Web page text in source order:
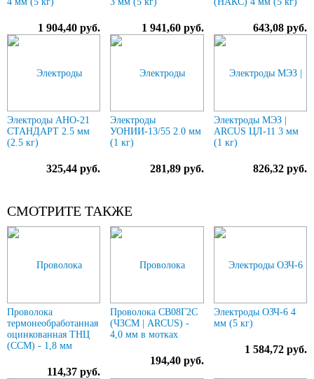
1 904,40 руб. 1 941,60 руб. 643,08 руб.
Электроды АНО-21
СТАНДАРТ 2.5 мм
(2.5 кг)
325,44 руб.
Электроды
УОНИИ-13/55 2.0 мм
(1 кг)
281,89 руб.
Электроды МЭЗ |
ARCUS ЦЛ-11 3 мм
(1 кг)
826,32 руб.
СМОТРИТЕ ТАКЖЕ
Проволока
термонеобработанная
оцинкованная ТНЦ
(ССМ) - 1,8 мм
114,37 руб.
Проволока СВ08Г2С
(ЧЗСМ | ARCUS) -
4,0 мм в мотках
194,40 руб.
Электроды ОЗЧ-6 4
мм (5 кг)
1 584,72 руб.